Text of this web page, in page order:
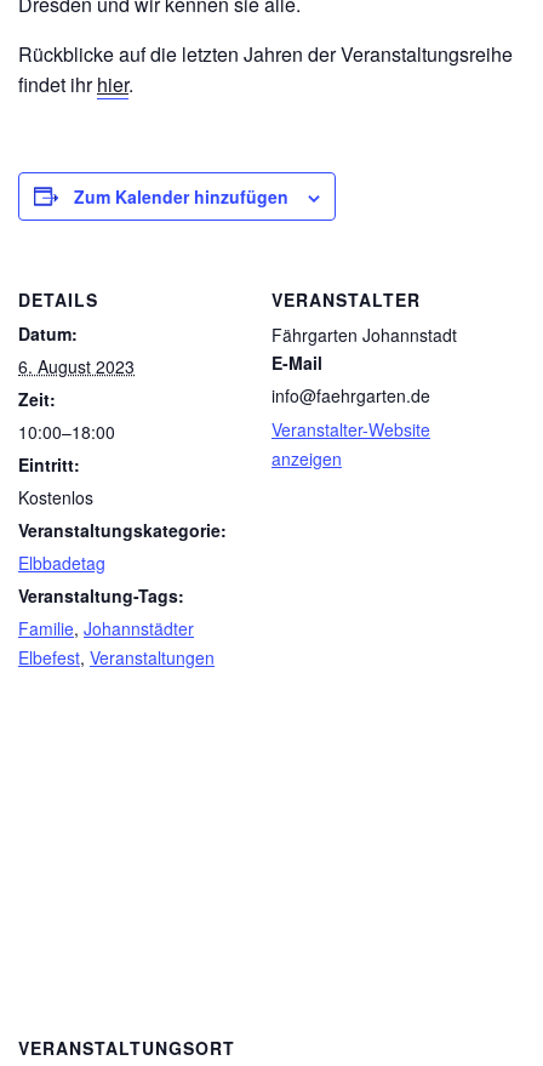
Rückblicke auf die letzten Jahren der Veranstaltungsreihe
findet ihrhier.
Zum Kalender hinzufügen
DETAILS
Datum:
6. August 2023
Zeit:
10:00–18:00
Eintritt:
Kostenlos
Veranstaltungskategorie:
Elbbadetag
Veranstaltung-Tags:
Familie, Johannstädter
Elbefest, Veranstaltungen
VERANSTALTER
Fährgarten Johannstadt
E-Mail
info@faehrgarten.de
Veranstalter-Website
anzeigen
VERANSTALTUNGSORT